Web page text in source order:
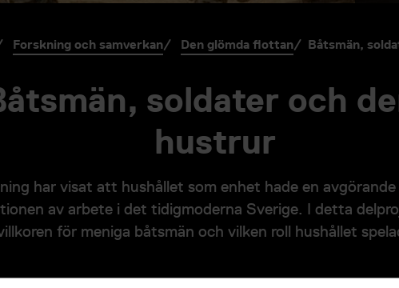
Forskning och samverkan Den glömda flottan Båtsmän,
soldater och
hustrur
har visat att hushållet som enhet hade en
av arbete i det tidigmoderna Sverige. I detta
för meniga båtsmän och vilken roll hushållet